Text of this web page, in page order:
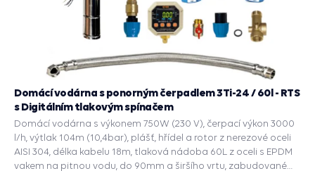
Domácí vodárna s ponorným čerpadlem 3Ti-24 / 60l - RTS
s Digitálním tlakovým spínačem
Domácí vodárna s výkonem 750W (230 V), čerpací výkon 3000
l/h, výtlak 104m (10,4bar), plášť, hřídel a rotor z nerezové oceli
AISI 304, délka kabelu 18m, tlaková nádoba 60L z oceli s EPDM
vakem na pitnou vodu, do 90mm a širšího vrtu, zabudované